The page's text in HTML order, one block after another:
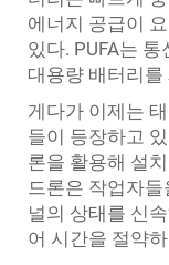
에너지 공급이
있다. PUFA는
대용량 배터리를
게다가 이제는
들이 등장하고
론을 활용해 설
드론은 작업자
널의 상태를 신
어 시간을 절약